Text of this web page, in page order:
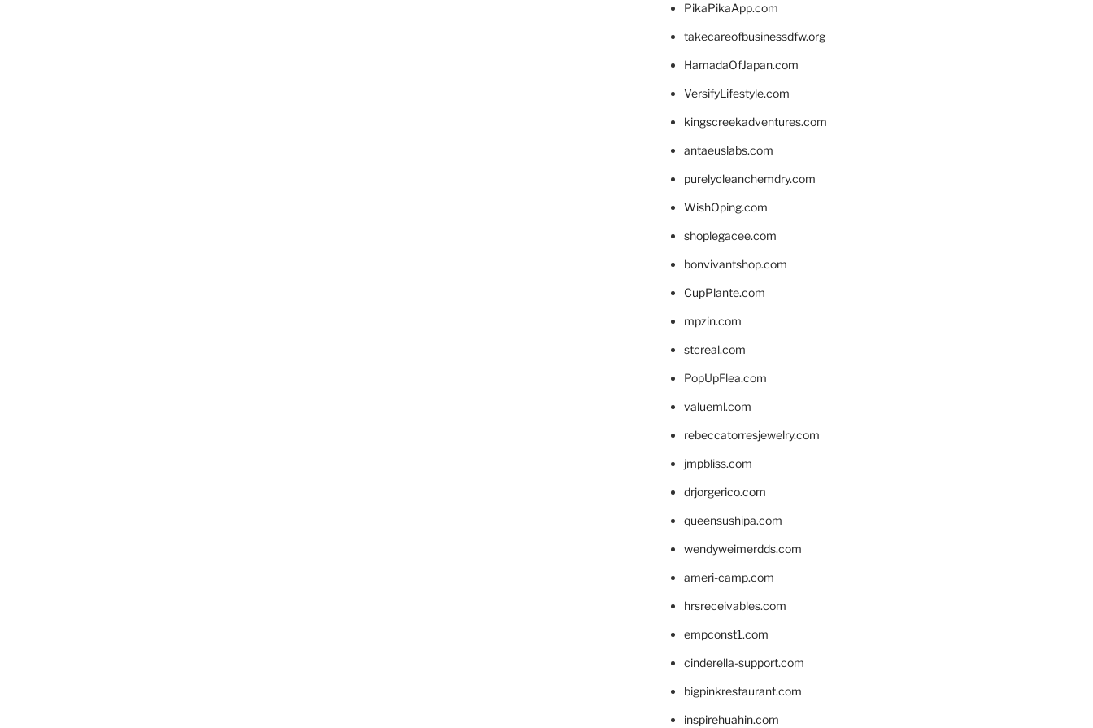
PikaPikaApp.com
takecareofbusinessdfw.org
HamadaOfJapan.com
VersifyLifestyle.com
kingscreekadventures.com
antaeuslabs.com
purelycleanchemdry.com
WishOping.com
shoplegacee.com
bonvivantshop.com
CupPlante.com
mpzin.com
stcreal.com
PopUpFlea.com
valueml.com
rebeccatorresjewelry.com
jmpbliss.com
drjorgerico.com
queensushipa.com
wendyweimerdds.com
ameri-camp.com
hrsreceivables.com
empconst1.com
cinderella-support.com
bigpinkrestaurant.com
inspirehuahin.com